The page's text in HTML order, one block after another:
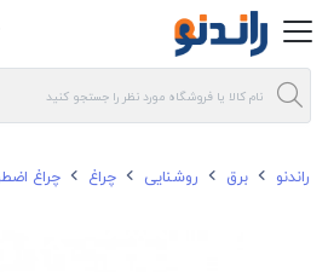
راندنو برق روشنایی چراغ چراغ